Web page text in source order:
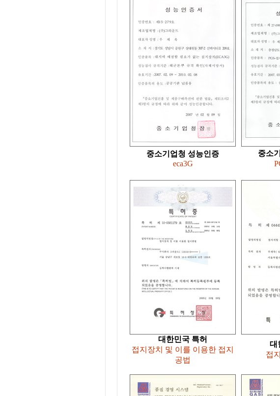
중소기업청 성능인증
eca3G
중소
대한민국 특허
접지장치 및 이를 이용한 접지
공법
대
접